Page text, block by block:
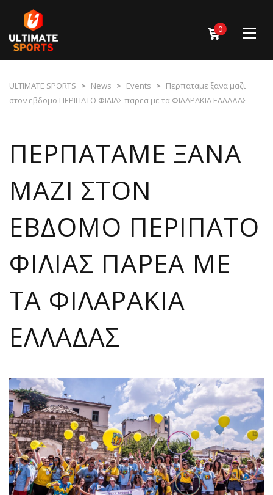
0
ULTIMATE SPORTS > News > Events > Περπαταμε ξανα μαζι
στον εβδομο ΠΕΡΙΠΑΤΟ ΦΙΛΙΑΣ παρεα με τα ΦΙΛΑΡΑΚΙΑ ΕΛΛΑΔΑΣ
ΠΕΡΠΑΤΑΜΕ ΞΑΝΑ
ΜΑΖΙ ΣΤΟΝ
ΕΒΔΟΜΟ ΠΕΡΙΠΑΤΟ
ΦΙΛΙΑΣ ΠΑΡΕΑ ΜΕ
ΤΑ ΦΙΛΑΡΑΚΙΑ
ΕΛΛΑΔΑΣ